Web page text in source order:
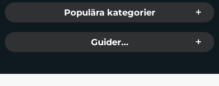
Populära kategorier
Guider...